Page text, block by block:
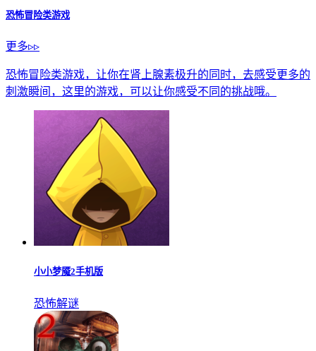
恐怖冒险类游戏
更多▹▹
恐怖冒险类游戏，让你在肾上腺素极升的同时，去感受更多的
刺激瞬间，这里的游戏，可以让你感受不同的挑战哦。
小小梦魇2手机版
恐怖解谜